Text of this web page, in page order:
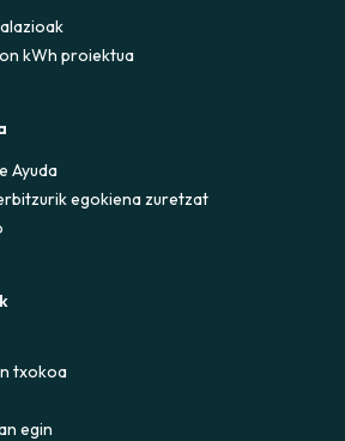
kWh proiektua
Ayuda
egokiena zuretzat
txokoa
egin